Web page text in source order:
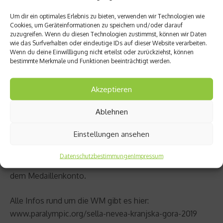
Um dir ein optimales Erlebnis zu bieten, verwenden wir Technologien wie
Cookies, um Geräteinformationen zu speichern und/oder darauf
zuzugreifen. Wenn du diesen Technologien zustimmst, können wir Daten
wie das Surfverhalten oder eindeutige IDs auf dieser Website verarbeiten.
Wenn du deine Einwillligung nicht erteilst oder zurückziehst, können
bestimmte Merkmale und Funktionen beeinträchtigt werden.
Akzeptieren
Ablehnen
Einstellungen ansehen
DatenschutzbestimmungenImpressum
recht kurzfristig einspringen mussten: „Das war eher
kein würdiger Rahmen für eine Weltmeisterschaft, auch
der Wettkampfplan des IPC sollte künftig überdacht
werden.“
Bei den Para Ski alpin-Weltmeisterschaften haben sich
zunächst in Kranjska Gora (Slowenien) und anschließend
in Sella Nevea (Italien) rund 100 Athletinnen und
gemessen. Das deutsche Team von Bundestrainer
dreimal Gold, siebenmal Silber und dreimal Bronze auf
dem Medaillenkonto.
Alle Infos rund um die WM gibt es hier:
www.paralympic.org/sella-nevea-kranjska-gora-2019